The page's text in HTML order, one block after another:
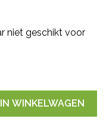
niet geschikt voor
IN WINKELWAGEN